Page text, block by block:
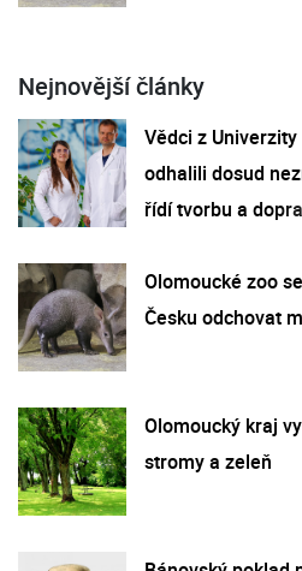
Nejnovější články
Vědci z Univerzity
odhalili dosud
řídí tvorbu a
Olomoucké zoo
Česku odchovat
Olomoucký kraj
stromy a zeleň